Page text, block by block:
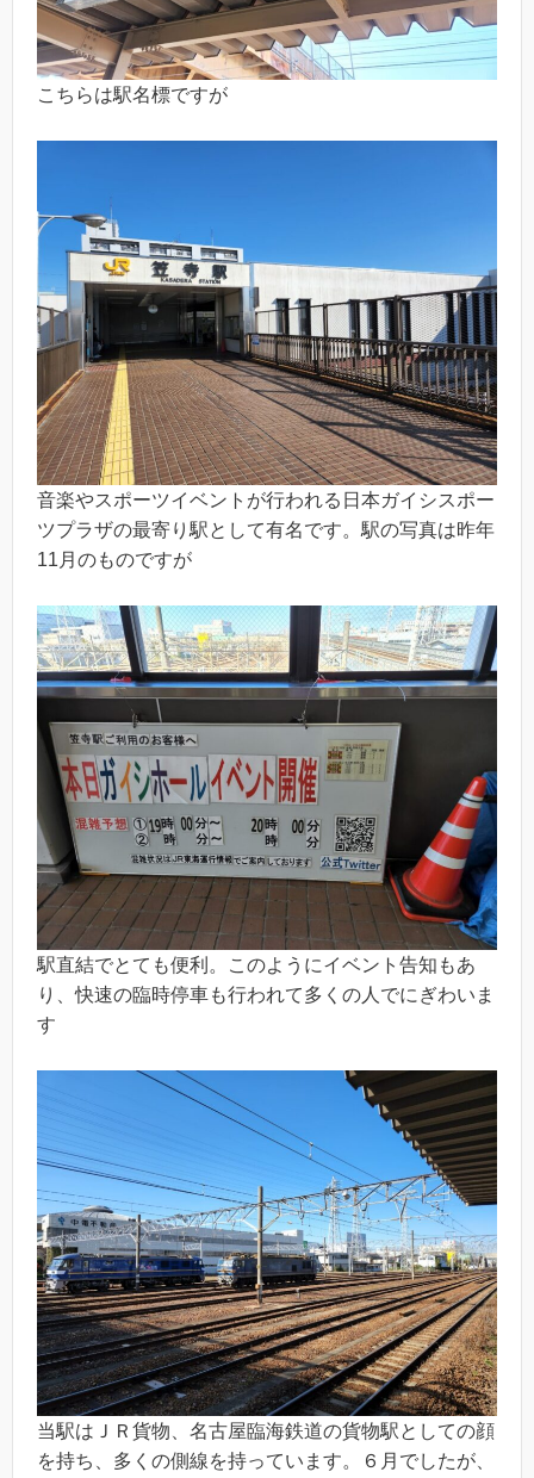
こちらは駅名標ですが
音楽やスポーツイベントが行われる日本ガイシスポー
ツプラザの最寄り駅として有名です。駅の写真は昨年
11月のものですが
駅直結でとても便利。このようにイベント告知もあ
り、快速の臨時停車も行われて多くの人でにぎわいま
す
当駅はＪＲ貨物、名古屋臨海鉄道の貨物駅としての顔
を持ち、多くの側線を持っています。６月でしたが、